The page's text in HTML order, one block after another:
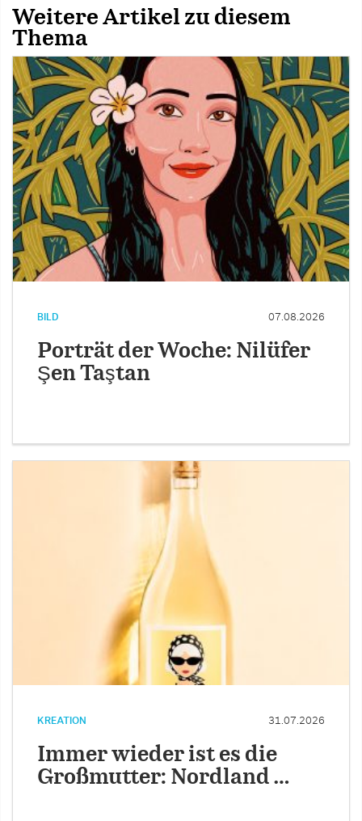
Weitere Artikel zu diesem
Thema
BILD 07.08.2026
Porträt der Woche: Nilüfer
Şen Taştan
KREATION 31.07.2026
Immer wieder ist es die
Großmutter: Nordland …